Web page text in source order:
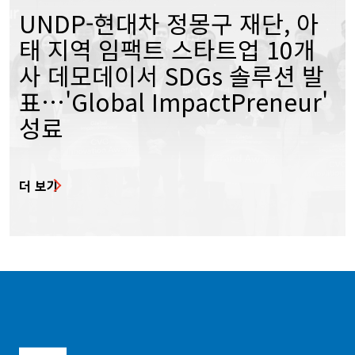
UNDP-현대차 정몽구 재단, 아
태 지역 임팩트 스타트업 10개
사 데모데이서 SDGs 솔루션 발
표…'Global ImpactPreneur'
성료
더 보기